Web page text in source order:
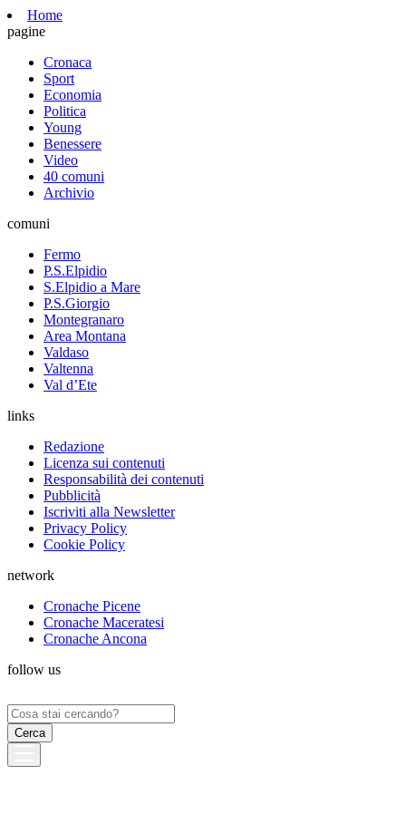
Home
pagine
Cronaca
Sport
Economia
Politica
Young
Benessere
Video
40 comuni
Archivio
comuni
Fermo
P.S.Elpidio
S.Elpidio a Mare
P.S.Giorgio
Montegranaro
Area Montana
Valdaso
Valtenna
Val d’Ete
links
Redazione
Licenza sui contenuti
Responsabilità dei contenuti
Pubblicità
Iscriviti alla Newsletter
Privacy Policy
Cookie Policy
network
Cronache Picene
Cronache Maceratesi
Cronache Ancona
follow us
Ricerca
per: